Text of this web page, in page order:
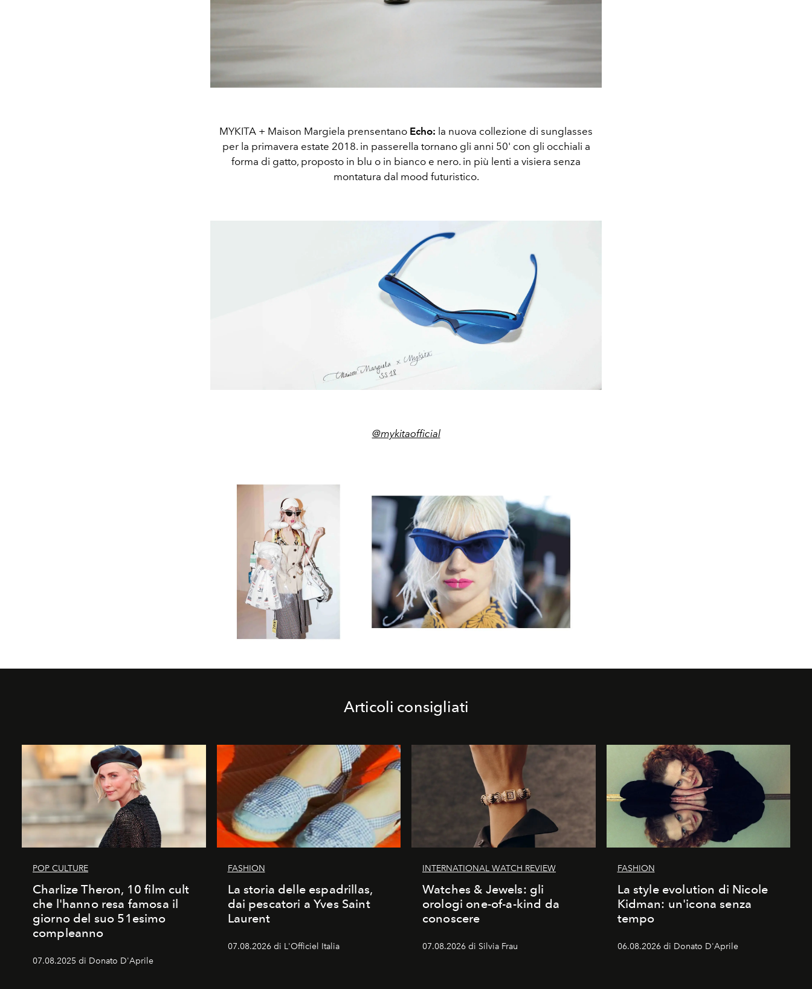
MYKITA + Maison Margiela prensentano Echo: la nuova collezione di sunglasses
per la primavera estate 2018. in passerella tornano gli anni 50' con gli occhiali a
forma di gatto, proposto in blu o in bianco e nero. in più lenti a visiera senza
montatura dal mood futuristico.
@mykitaofficial
Articoli consigliati
POP CULTURE
Charlize Theron, 10 film cult
che l'hanno resa famosa il
giorno del suo 51esimo
compleanno
07.08.2025 di Donato D'Aprile
FASHION
La storia delle espadrillas,
dai pescatori a Yves Saint
Laurent
07.08.2026 di L'Officiel Italia
INTERNATIONAL WATCH REVIEW
Watches & Jewels: gli
orologi one-of-a-kind da
conoscere
07.08.2026 di Silvia Frau
FASHION
La style evolution di Nicole
Kidman: un'icona senza
tempo
06.08.2026 di Donato D'Aprile